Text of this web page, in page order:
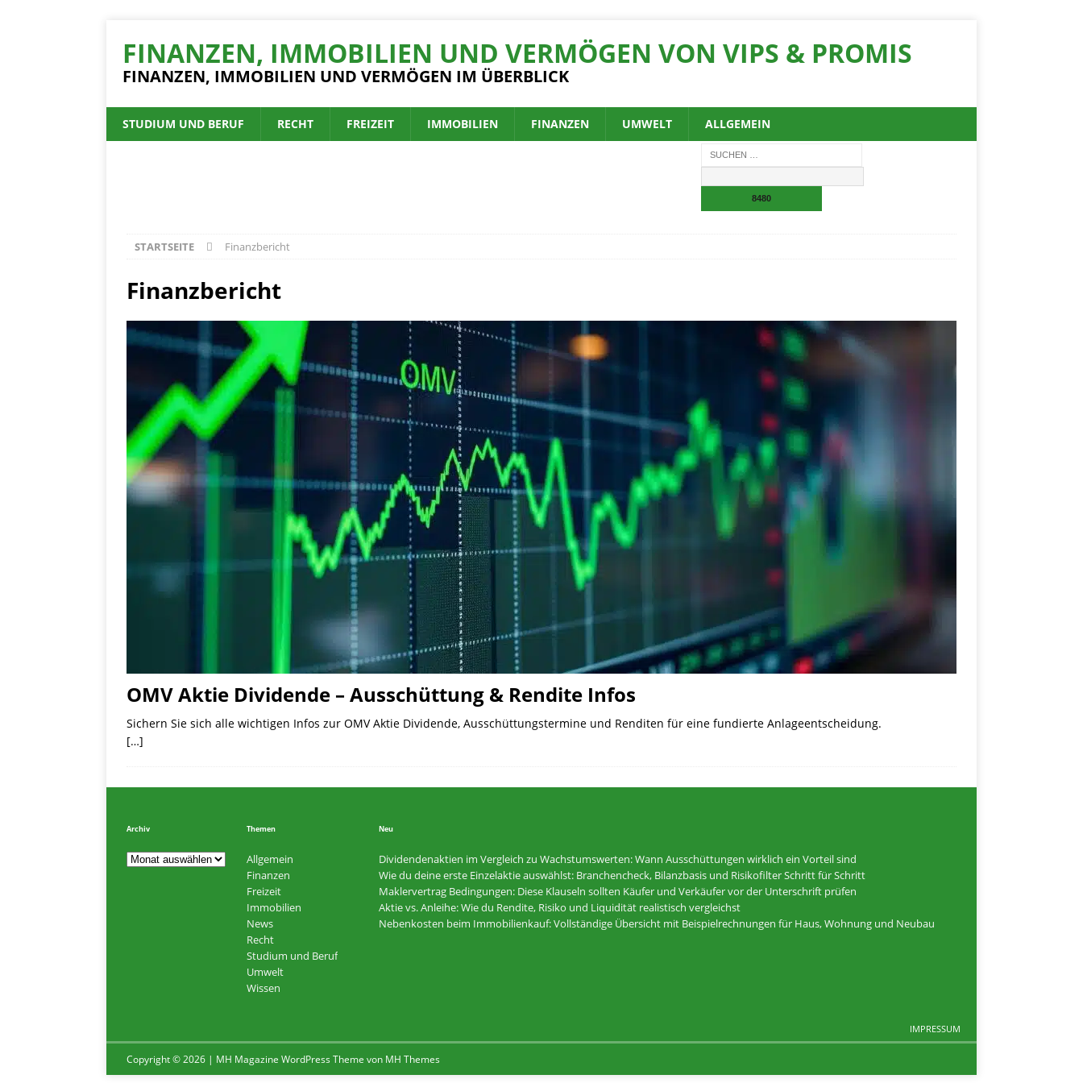
FINANZEN, IMMOBILIEN UND VERMÖGEN VON VIPS & PROMIS
FINANZEN, IMMOBILIEN UND VERMÖGEN IM ÜBERBLICK
STUDIUM UND BERUF RECHT FREIZEIT IMMOBILIEN FINANZEN UMWELT ALLGEMEIN
STARTSEITE Finanzbericht
Finanzbericht
OMV Aktie Dividende – Ausschüttung & Rendite Infos
Sichern Sie sich alle wichtigen Infos zur OMV Aktie Dividende, Ausschüttungstermine und Renditen für eine fundierte Anlageentscheidung.
[…]
Archiv Themen
Allgemein
Finanzen
Freizeit
Immobilien
News
Recht
Studium und Beruf
Umwelt
Wissen
Neu
Dividendenaktien im Vergleich zu Wachstumswerten: Wann Ausschüttungen wirklich ein Vorteil sind
Wie du deine erste Einzelaktie auswählst: Branchencheck, Bilanzbasis und Risikofilter Schritt für Schritt
Maklervertrag Bedingungen: Diese Klauseln sollten Käufer und Verkäufer vor der Unterschrift prüfen
Aktie vs. Anleihe: Wie du Rendite, Risiko und Liquidität realistisch vergleichst
Nebenkosten beim Immobilienkauf: Vollständige Übersicht mit Beispielrechnungen für Haus, Wohnung und Neubau
IMPRESSUM
Copyright © 2026 | MH Magazine WordPress Theme von MH Themes